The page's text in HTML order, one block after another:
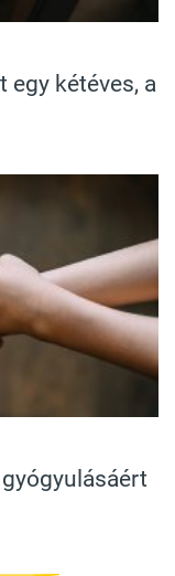
egy kétéves, a